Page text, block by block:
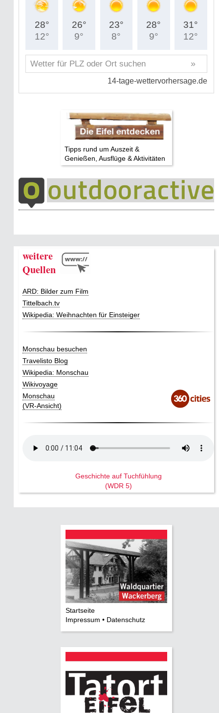
Tipps rund um Auszeit &
Genießen, Ausflüge & Aktivitäten
weitere
Quellen
ARD: Bilder zum Film
Tittelbach.tv
Wikipedia: Weihnachten für Einsteiger
Monschau besuchen
Travelisto Blog
Wikipedia: Monschau
Wikivoyage
Monschau
(VR-Ansicht)
Geschichte auf Tuchfühlung
(WDR 5)
Startseite
Impressum • Datenschutz